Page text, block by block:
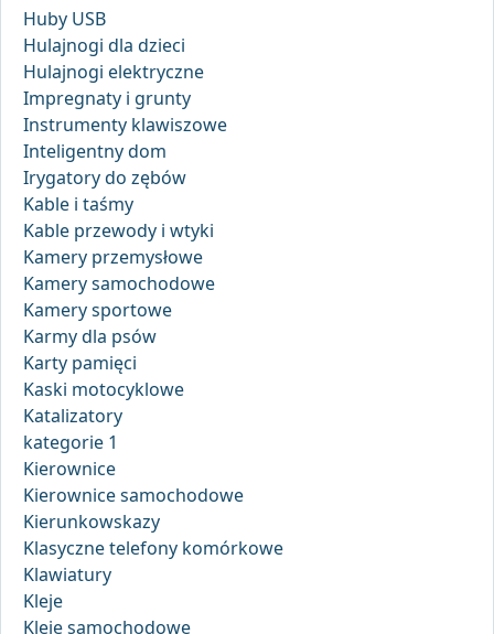
Huby USB
Hulajnogi dla dzieci
Hulajnogi elektryczne
Impregnaty i grunty
Instrumenty klawiszowe
Inteligentny dom
Irygatory do zębów
Kable i taśmy
Kable przewody i wtyki
Kamery przemysłowe
Kamery samochodowe
Kamery sportowe
Karmy dla psów
Karty pamięci
Kaski motocyklowe
Katalizatory
kategorie 1
Kierownice
Kierownice samochodowe
Kierunkowskazy
Klasyczne telefony komórkowe
Klawiatury
Kleje
Kleje samochodowe